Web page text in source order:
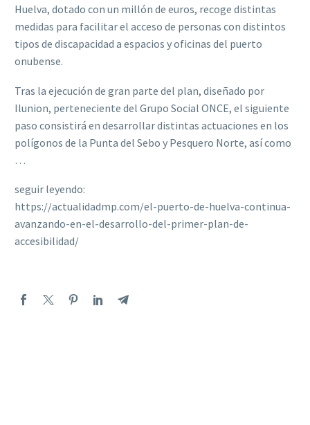
Huelva, dotado con un millón de euros, recoge distintas
medidas para facilitar el acceso de personas con distintos
tipos de discapacidad a espacios y oficinas del puerto
onubense.
Tras la ejecución de gran parte del plan, diseñado por
Ilunion, perteneciente del Grupo Social ONCE, el siguiente
paso consistirá en desarrollar distintas actuaciones en los
polígonos de la Punta del Sebo y Pesquero Norte, así como
…
seguir leyendo:
https://actualidadmp.com/el-puerto-de-huelva-continua-
avanzando-en-el-desarrollo-del-primer-plan-de-
accesibilidad/